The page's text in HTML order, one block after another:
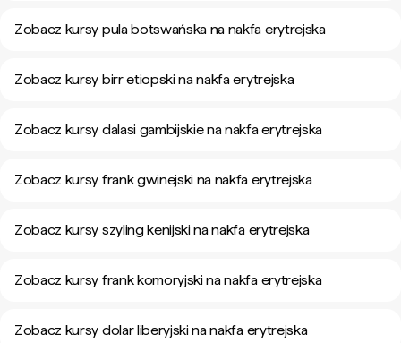
Zobacz kursy pula botswańska na nakfa erytrejska
Zobacz kursy birr etiopski na nakfa erytrejska
Zobacz kursy dalasi gambijskie na nakfa erytrejska
Zobacz kursy frank gwinejski na nakfa erytrejska
Zobacz kursy szyling kenijski na nakfa erytrejska
Zobacz kursy frank komoryjski na nakfa erytrejska
Zobacz kursy dolar liberyjski na nakfa erytrejska